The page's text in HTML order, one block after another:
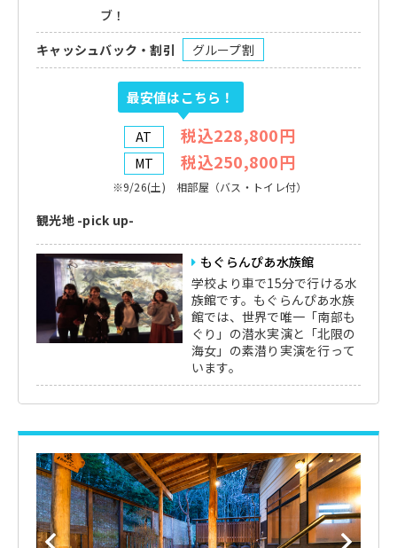
ブ！
キャッシュバック・割引
グループ割
最安値はこちら！
AT 税込228,800円
MT 税込250,800円
※9/26(土) 相部屋（バス・トイレ付）
観光地 -pick up-
もぐらんぴあ水族館
学校より車で15分で行ける水
族館です。もぐらんぴあ水族
館では、世界で唯一「南部も
ぐり」の潜水実演と「北限の
海女」の素潜り実演を行って
います。